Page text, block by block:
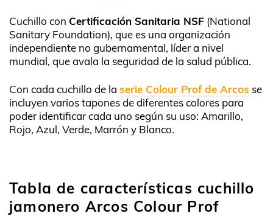
Cuchillo con Certificación Sanitaria NSF (National
Sanitary Foundation), que es una organización
independiente no gubernamental, líder a nivel
mundial, que avala la seguridad de la salud pública.
Con cada cuchillo de la serie Colour Prof de Arcos se
incluyen varios tapones de diferentes colores para
poder identificar cada uno según su uso: Amarillo,
Rojo, Azul, Verde, Marrón y Blanco.
Tabla de características cuchillo
jamonero Arcos Colour Prof